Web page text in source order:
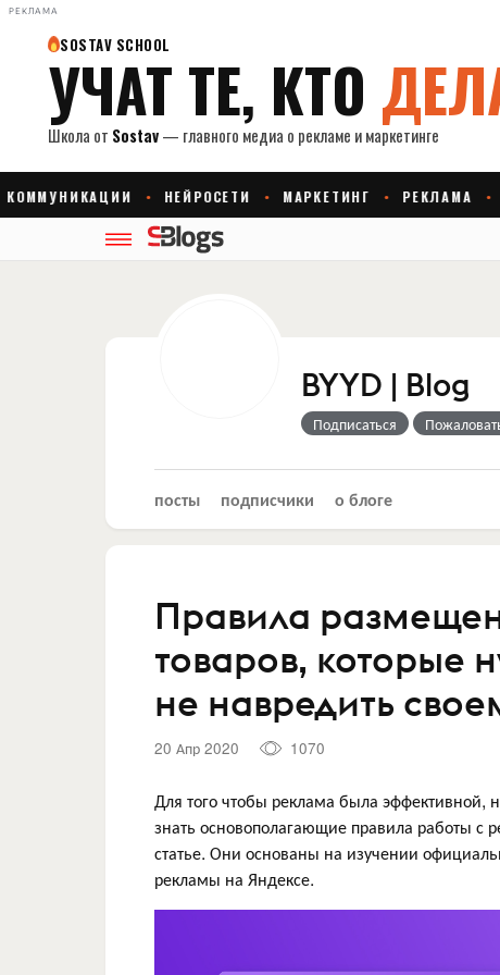
РЕКЛАМА
BYYD | Blog
Подписаться
посты подписчики о блоге
Правила
товаров, которые
не навредить
20 Апр 2020 1070
Для того чтобы реклама была эффективной,
знать основополагающие правила работы
статье. Они основаны на изучении
рекламы на Яндексе.